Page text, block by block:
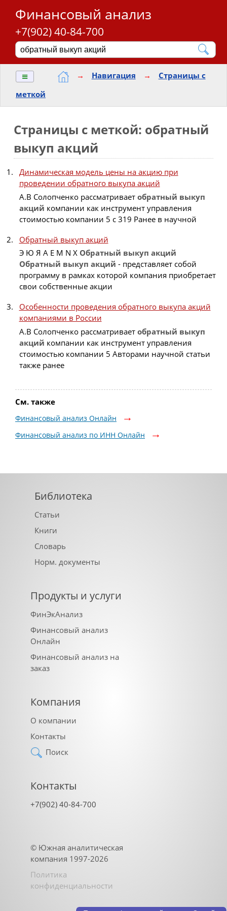
Финансовый анализ
+7(902) 40-84-700
≡ → Навигация →
Страницы с
меткой
Страницы с меткой: обратный
выкуп акций
Динамическая модель цены на акцию при
проведении обратного выкупа акций
А.В Солопченко рассматривает обратный выкуп
акций компании как инструмент управления
стоимостью компании 5 с 319 Ранее в научной
Обратный выкуп акций
Э Ю Я A E M N X Обратный выкуп акций
Обратный выкуп акций - представляет собой
программу в рамках которой компания приобретает
свои собственные акции
Особенности проведения обратного выкупа акций
компаниями в России
А.В Солопченко рассматривает обратный выкуп
акций компании как инструмент управления
стоимостью компании 5 Авторами научной статьи
также ранее
См. также
Финансовый анализ Онлайн
Финансовый анализ по ИНН Онлайн
Библиотека
Статьи
Книги
Словарь
Норм. документы
Продукты и услуги
ФинЭкАнализ
Финансовый анализ
Онлайн
Финансовый анализ на
заказ
Компания
О компании
Контакты
Поиск
Контакты
+7(902) 40-84-700
© Южная аналитическая
компания 1997-2026
Политика
конфиденциальности